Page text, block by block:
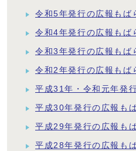
令和5年発行の広報もば
令和4年発行の広報もば
令和3年発行の広報もば
令和2年発行の広報もば
平成31年・令和元年発
平成30年発行の広報も
平成29年発行の広報も
平成28年発行の広報も